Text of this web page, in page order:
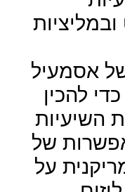
אסמעיל
להכין
השיעיות
של
על